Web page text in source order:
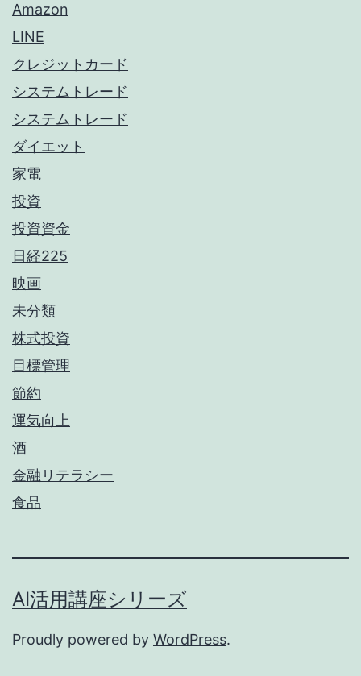
Amazon
LINE
クレジットカード
システムトレード
システムトレード
ダイエット
家電
投資
投資資金
日経225
映画
未分類
株式投資
目標管理
節約
運気向上
酒
金融リテラシー
食品
AI活用講座シリーズ
Proudly powered by WordPress.